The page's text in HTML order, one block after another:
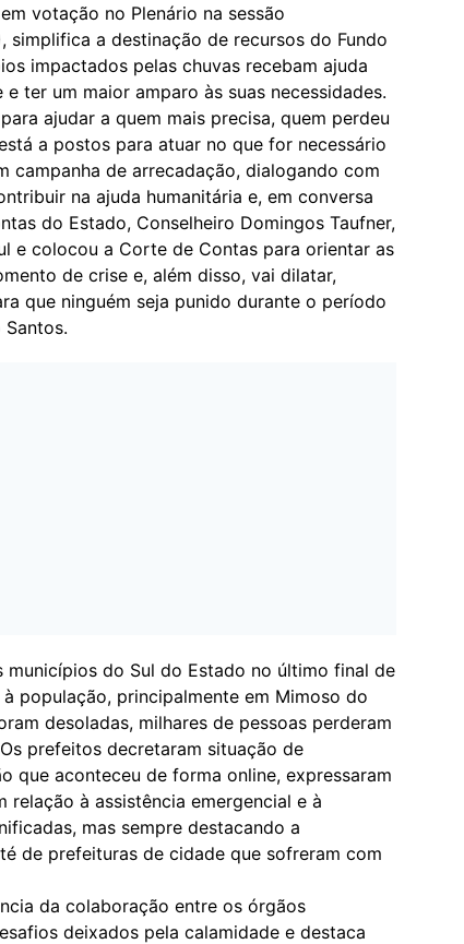
votação no Plenário na sessão
a destinação de recursos do Fundo
impactados pelas chuvas recebam ajuda
ter um maior amparo às suas necessidades.
ajudar a quem mais precisa, quem perdeu
a postos para atuar no que for necessário
campanha de arrecadação, dialogando com
na ajuda humanitária e, em conversa
do Estado, Conselheiro Domingos Taufner,
e colocou a Corte de Contas para orientar as
de crise e, além disso, vai dilatar,
que ninguém seja punido durante o período
municípios do Sul do Estado no último final de
população, principalmente em Mimoso do
desoladas, milhares de pessoas perderam
prefeitos decretaram situação de
que aconteceu de forma online, expressaram
relação à assistência emergencial e à
mas sempre destacando a
de prefeituras de cidade que sofreram com
da colaboração entre os órgãos
deixados pela calamidade e destaca